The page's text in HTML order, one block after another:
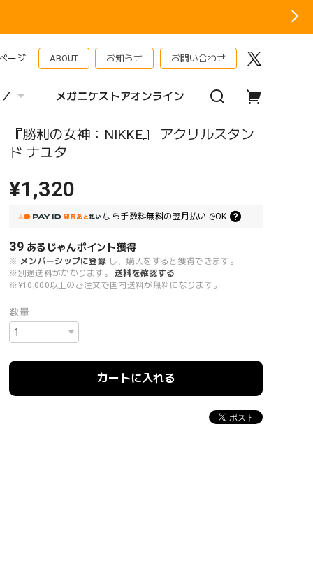
ージ ABOUT お知らせ お問い合わせ
メガニケストアオンライン
『勝利の女神：NIKKE』 アクリルスタン
ド ナユタ
¥1,320
なら手数料無料の 翌月払いでOK
39 あるじゃんポイント獲得
※ メンバーシップに登録 し、購入をすると獲得できます。
※別途送料がかかります。
送料を確認する
※¥10,000以上のご注文で国内送料が無料になります。
数量
カートに入れる